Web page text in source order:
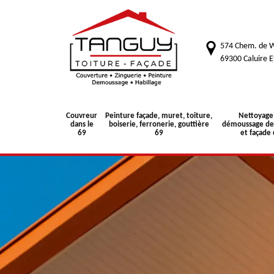
574 Chem. de
69300 Caluire
Couvreur
dans le
69
Peinture façade, muret, toiture,
boiserie, ferronerie, gouttière
69
démoussage
et façade